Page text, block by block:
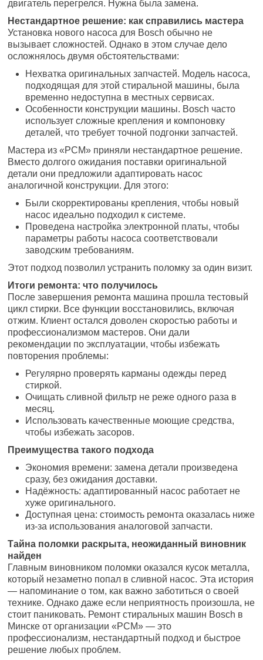
двигатель перегрелся. Нужна была замена.
Нестандартное решение: как справились мастера
Установка нового насоса для Bosch обычно не
вызывает сложностей. Однако в этом случае дело
осложнялось двумя обстоятельствами:
Нехватка оригинальных запчастей. Модель насоса,
подходящая для этой стиральной машины, была
временно недоступна в местных сервисах.
Особенности конструкции машины. Bosch часто
использует сложные крепления и компоновку
деталей, что требует точной подгонки запчастей.
Мастера из «РСМ» приняли нестандартное решение.
Вместо долгого ожидания поставки оригинальной
детали они предложили адаптировать насос
аналогичной конструкции. Для этого:
Были скорректированы крепления, чтобы новый
насос идеально подходил к системе.
Проведена настройка электронной платы, чтобы
параметры работы насоса соответствовали
заводским требованиям.
Этот подход позволил устранить поломку за один визит.
Итоги ремонта: что получилось
После завершения ремонта машина прошла тестовый
цикл стирки. Все функции восстановились, включая
отжим. Клиент остался доволен скоростью работы и
профессионализмом мастеров. Они дали
рекомендации по эксплуатации, чтобы избежать
повторения проблемы:
Регулярно проверять карманы одежды перед
стиркой.
Очищать сливной фильтр не реже одного раза в
месяц.
Использовать качественные моющие средства,
чтобы избежать засоров.
Преимущества такого подхода
Экономия времени: замена детали произведена
сразу, без ожидания доставки.
Надёжность: адаптированный насос работает не
хуже оригинального.
Доступная цена: стоимость ремонта оказалась ниже
из-за использования аналоговой запчасти.
Тайна поломки раскрыта, неожиданный виновник
найден
Главным виновником поломки оказался кусок металла,
который незаметно попал в сливной насос. Эта история
— напоминание о том, как важно заботиться о своей
технике. Однако даже если неприятность произошла, не
стоит паниковать. Ремонт стиральных машин Bosch в
Минске от организации «РСМ» — это
профессионализм, нестандартный подход и быстрое
решение любых проблем.